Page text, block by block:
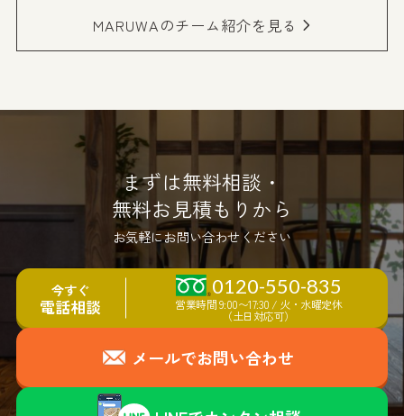
MARUWAのチーム紹介を見る
まずは無料相談・
無料お見積もりから
お気軽にお問い合わせください
今すぐ
電話相談
0120-550-835
営業時間 9:00〜17:30 / 火・水曜定休
（土日対応可）
メールでお問い合わせ